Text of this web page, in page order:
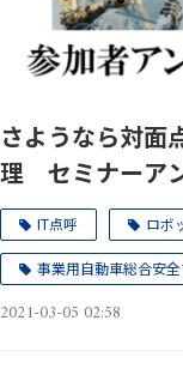
さようなら対面
理 セミナーア
IT点呼 ロボ
事業用自動車総合安
2021-03-05 02:58